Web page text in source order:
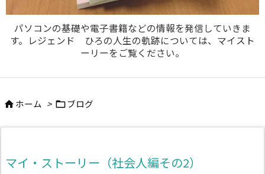
パソコンの基礎や電子書籍などの情報を発信していきま
す。レジェンド ひろの人生の軌跡については、マイスト
ーリーをご覧ください。

検索
 ホーム > ブログ
マイ・ストーリー（社会人編その2）